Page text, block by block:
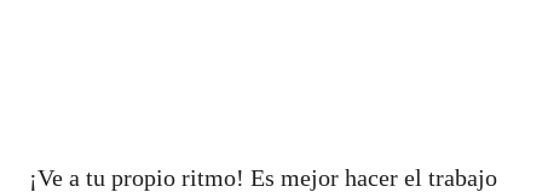
¡Ve a tu propio ritmo! Es mejor hacer el trabajo